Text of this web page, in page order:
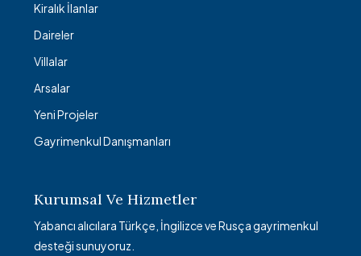
Kiralık İlanlar
Daireler
Villalar
Arsalar
Yeni Projeler
Gayrimenkul Danışmanları
Kurumsal Ve Hizmetler
Yabancı alıcılara Türkçe, İngilizce ve Rusça gayrimenkul
desteği sunuyoruz.